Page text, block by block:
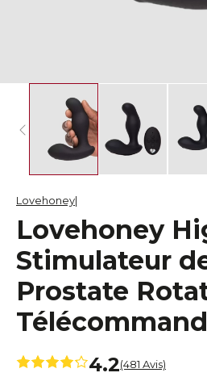
Lovehoney
Lovehoney
Stimulateur
Prostate
4.2(481 Avis)